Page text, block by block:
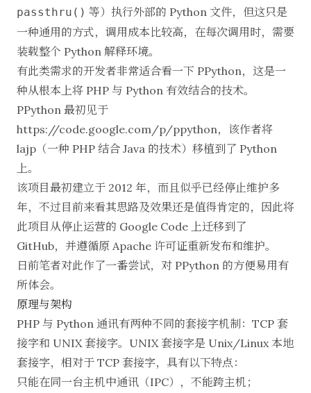
passthru() 等）执行外部的 Python 文件，但这只是
一种通用的方式，调用成本比较高，在每次调用时，需要
装载整个 Python 解释环境。
有此类需求的开发者非常适合看一下 PPython，这是一
种从根本上将 PHP 与 Python 有效结合的技术。
PPython 最初见于
https://code.google.com/p/ppython，该作者将
lajp （一种 PHP 结合 Java 的技术）移植到了 Python
上。
该项目最初建立于 2012 年，而且似乎已经停止维护多
年，不过目前来看其思路及效果还是值得肯定的，因此将
此项目从停止运营的 Google Code 上迁移到了
GitHub，并遵循原 Apache 许可证重新发布和维护。
日前笔者对此作了一番尝试，对 PPython 的方便易用有
所体会。
原理与架构
PHP 与 Python 通讯有两种不同的套接字机制：TCP 套
接字和 UNIX 套接字。UNIX 套接字是 Unix/Linux 本地
套接字，相对于 TCP 套接字，具有以下特点：
只能在同一台主机中通讯（IPC），不能跨主机；